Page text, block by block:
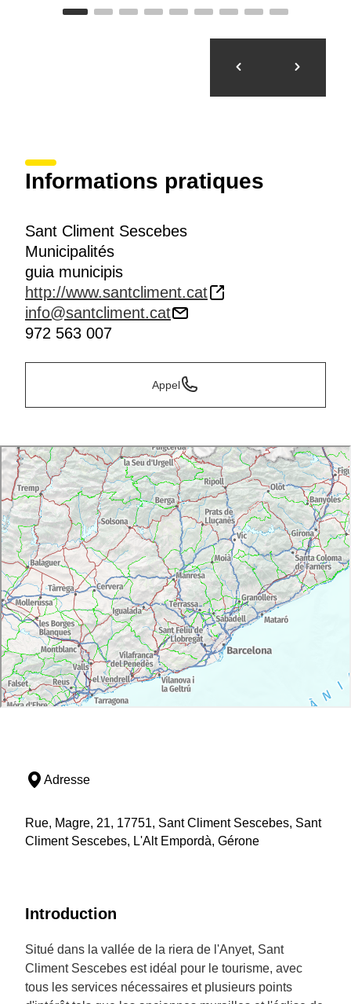
Informations pratiques
Sant Climent Sescebes
Municipalités
guia municipis
http://www.santcliment.cat
info@santcliment.cat
972 563 007
Appel
Adresse
Rue, Magre, 21, 17751, Sant Climent Sescebes, Sant
Climent Sescebes, L'Alt Empordà, Gérone
Introduction
Situé dans la vallée de la riera de l'Anyet, Sant
Climent Sescebes est idéal pour le tourisme, avec
tous les services nécessaires et plusieurs points